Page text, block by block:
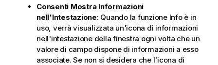
Consenti Mostra Informazioni
nell'Intestazione: Quando la funzione Info è in
uso, verrà visualizzata un'icona di informazioni
nell'intestazione della finestra ogni volta che un
valore di campo dispone di informazioni a esso
associate. Se non si desidera che l'icona di